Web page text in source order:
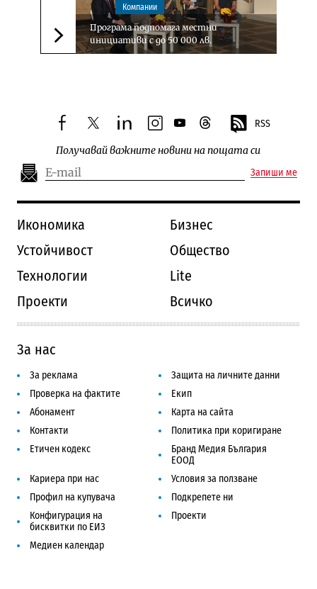
Следваща новина
Компании
Програма подпомага местни
инициативи с до 50 000 лв.
facebooktwitterlinkedininstagram
youtubethreads RSS
Получавай важните новини на пощата си
Запиши ме
Икономика
Бизнес
Устойчивост
Общество
Технологии
Lite
Проекти
Всичко
За нас
За реклама
Защита на личните данни
Проверка на фактите
Екип
Абонамент
Карта на сайта
Контакти
Политика при коригиране
Етичен кодекс
Бранд Медия България
ЕООД
Кариера при нас
Условия за ползване
Профил на купувача
Подкрепете ни
Конфигурация на
бисквитки по ЕИЗ
Проекти
Медиен календар